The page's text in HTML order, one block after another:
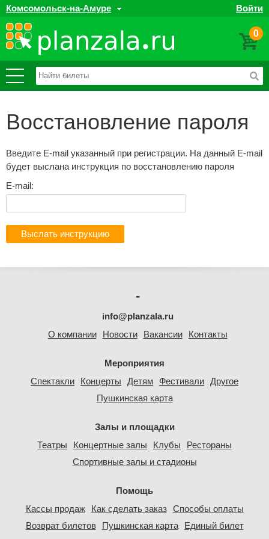
Комсомольск-на-Амуре Войти
0
Восстановление пароля
Введите E-mail указанный при регистрации. На данный E-mail
будет выслана инструкция по восстановлению пароля
E-mail:
Выслать инструкцию
Мероприятия
Спектакли
Концерты Детям Фестивали Другое
Пушкинская карта
Залы и площадки
Театры
Концертные залы Клубы
Рестораны
Спортивные залы и стадионы
Помощь
Кассы продаж
Как сделать заказ
Способы оплаты
Возврат билетов
Пушкинская карта
Единый билет
-
info@planzala.ru
О компании
Новости Вакансии Контакты